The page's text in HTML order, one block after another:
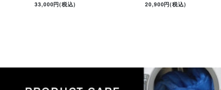
33,000円(税込)
20,900円(税込)